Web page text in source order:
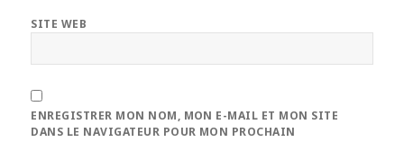
SITE WEB
ENREGISTRER MON NOM, MON E-MAIL ET MON SITE
DANS LE NAVIGATEUR POUR MON PROCHAIN